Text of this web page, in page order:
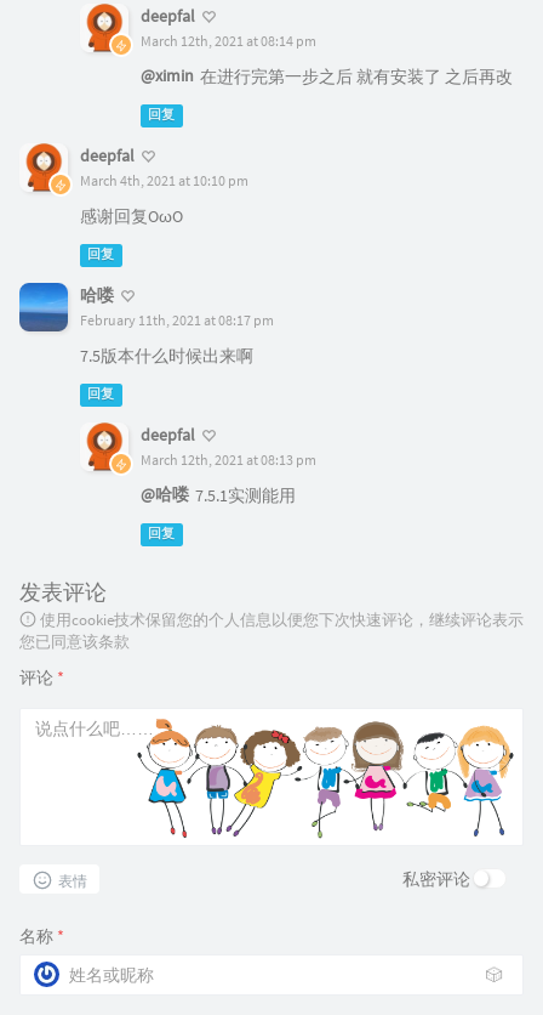
deepfal
March 12th, 2021 at 08:14 pm
@ximin 在进行完第一步之后 就有安装了 之后再改
回复
deepfal
March 4th, 2021 at 10:10 pm
感谢回复OωO
回复
哈喽
February 11th, 2021 at 08:17 pm
7.5版本什么时候出来啊
回复
deepfal
March 12th, 2021 at 08:13 pm
@哈喽 7.5.1实测能用
回复
发表评论
使用cookie技术保留您的个人信息以便您下次快速评论，继续评论表示
您已同意该条款
评论 *
表情 私密评论
名称 *
🎲